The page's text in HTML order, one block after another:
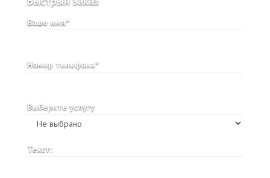
Ваше имя*
Номер телефона*
Выберите услугу
Текст: